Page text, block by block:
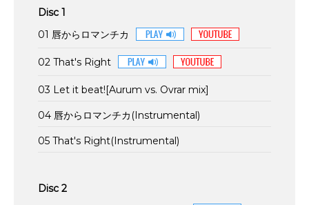
Disc 1
01 唇からロマンチカ
02 That's Right
03 Let it beat![Aurum vs. Ovrar mix]
04 唇からロマンチカ(Instrumental)
05 That's Right(Instrumental)
Disc 2